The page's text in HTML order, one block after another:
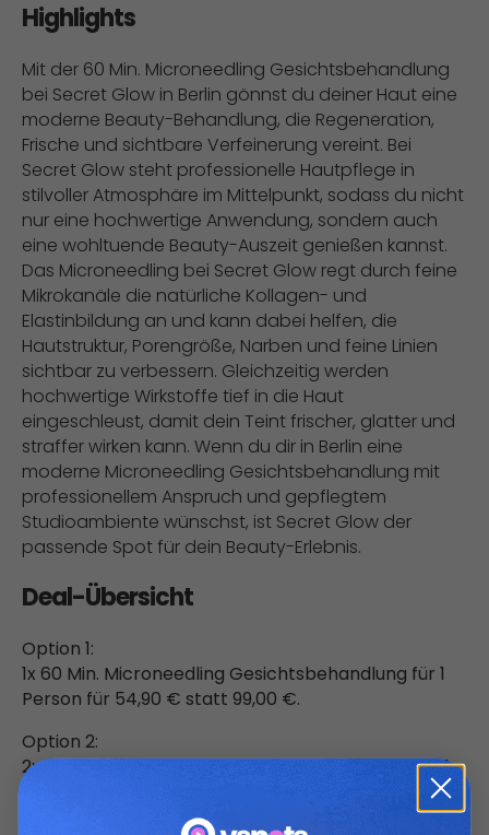
Highlights
Mit der 60 Min. Microneedling Gesichtsbehandlung
bei Secret Glow in Berlin gönnst du deiner Haut eine
moderne Beauty-Behandlung, die Regeneration,
Frische und sichtbare Verfeinerung vereint. Bei
Secret Glow steht professionelle Hautpflege in
stilvoller Atmosphäre im Mittelpunkt, sodass du nicht
nur eine hochwertige Anwendung, sondern auch
eine wohltuende Beauty-Auszeit genießen kannst.
Das Microneedling bei Secret Glow regt durch feine
Mikrokanäle die natürliche Kollagen- und
Elastinbildung an und kann dabei helfen, die
Hautstruktur, Porengröße, Narben und feine Linien
sichtbar zu verbessern. Gleichzeitig werden
hochwertige Wirkstoffe tief in die Haut
eingeschleust, damit dein Teint frischer, glatter und
straffer wirken kann. Wenn du dir in Berlin eine
moderne Microneedling Gesichtsbehandlung mit
professionellem Anspruch und gepflegtem
Studioambiente wünschst, ist Secret Glow der
passende Spot für dein Beauty-Erlebnis.
Deal-Übersicht
Option 1:
1x 60 Min. Microneedling Gesichtsbehandlung für 1
Person für 54,90 € statt 99,00 €.
Option 2:
2x 60 Min. Microneedling Gesichtsbehandlung für 1
Person für 99,00 € statt 198,00 €.